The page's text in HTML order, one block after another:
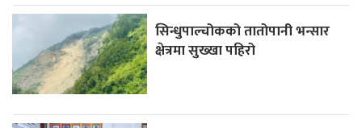
सिन्धुपाल्चोकको तातोपानी भन्सार
क्षेत्रमा सुख्खा पहिरो